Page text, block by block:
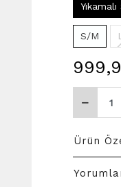
S/M
Ürün